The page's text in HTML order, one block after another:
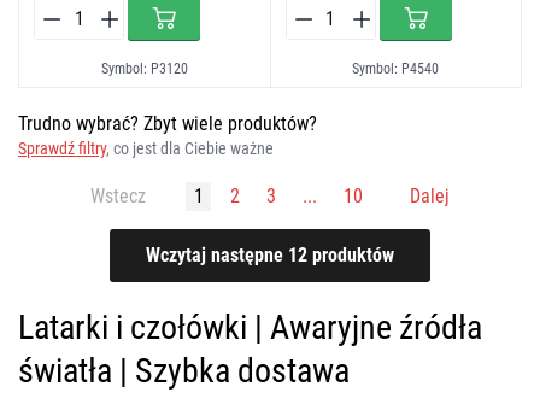
Symbol: P3120 Symbol: P4540
Trudno wybrać? Zbyt wiele produktów?
Sprawdź filtry, co jest dla Ciebie ważne
Wstecz 1 2 3 ... 10 Dalej
Latarki i czołówki | Awaryjne źródła
światła | Szybka dostawa